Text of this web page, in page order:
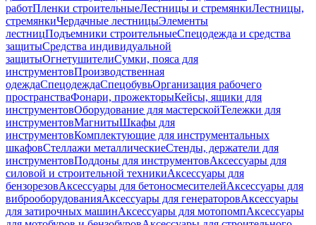
работПленки строительныеЛестницы и стремянкиЛестницы,
стремянкиЧердачные лестницыЭлементы
лестницПодъемники строительныеСпецодежда и средства
защитыСредства индивидуальной
защитыОгнетушителиСумки, пояса для
инструментовПроизводственная
одеждаСпецодеждаСпецобувьОрганизация рабочего
пространстваФонари, прожекторыКейсы, ящики для
инструментовОборудование для мастерскойТележки для
инструментовМагнитыШкафы для
инструментовКомплектующие для инструментальных
шкафовСтеллажи металлическиеСтенды, держатели для
инструментовПоддоны для инструментовАксессуары для
силовой и строительной техникиАксессуары для
бензорезовАксессуары для бетоносмесителейАксессуары для
виброоборудованияАксессуары для генераторовАксессуары
для затирочных машинАксессуары для мотопомпАксессуары